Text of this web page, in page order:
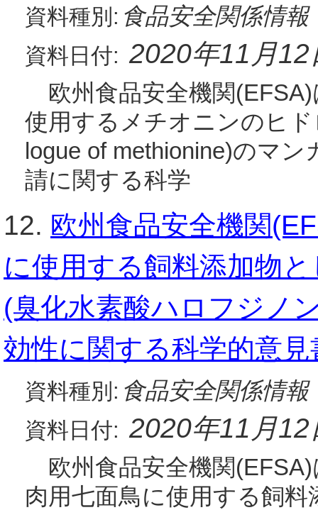
資料種別: 食品安全関係情報
資料日付: 2020年11月12
欧州食品安全機関
使用するメチオニンのヒ
logue of methionine)のマ
請に関する科学
12. 欧州食品安全機関
に使用する飼料添加物
(臭化水素酸ハロフジノ
効性に関する科学的意
資料種別: 食品安全関係情報
資料日付: 2020年11月12
欧州食品安全機関
肉用七面鳥に使用する飼